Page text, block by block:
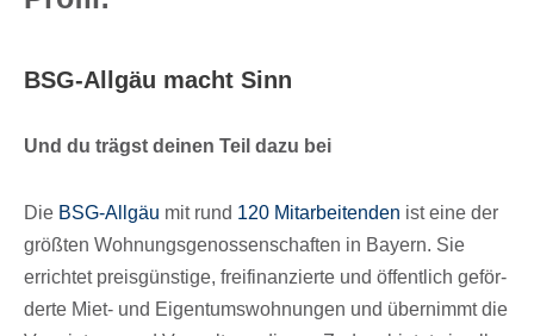
BSG-Allgäu macht Sinn
Und du trägst deinen Teil dazu bei
Die BSG-Allgäu mit rund 120 Mitar­bei­ten­den ist eine der
größ­ten Wohnungs­ge­nos­sen­schaf­ten in Bayern. Sie
errich­tet preis­güns­tige, frei­fi­nan­zierte und öffent­lich geför­
derte Miet- und Eigen­tums­woh­nun­gen und über­nimmt die